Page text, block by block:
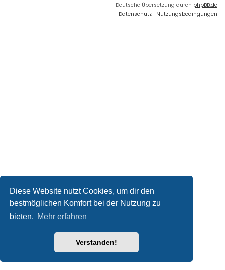
Diese Website nutzt Cookies, um dir den
bestmöglichen Komfort bei der Nutzung zu
bieten. Mehr erfahren
Verstanden!
Deutsche Übersetzung durch phpBB.de
Datenschutz | Nutzungsbedingungen